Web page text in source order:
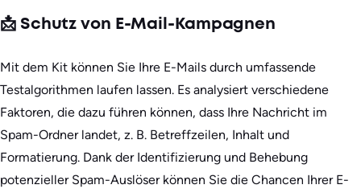
📩 Schutz von E-Mail-Kampagnen
Mit dem Kit können Sie Ihre E-Mails durch umfassende
Testalgorithmen laufen lassen. Es analysiert verschiedene
Faktoren, die dazu führen können, dass Ihre Nachricht im
Spam-Ordner landet, z. B. Betreffzeilen, Inhalt und
Formatierung. Dank der Identifizierung und Behebung
potenzieller Spam-Auslöser können Sie die Chancen Ihrer E-